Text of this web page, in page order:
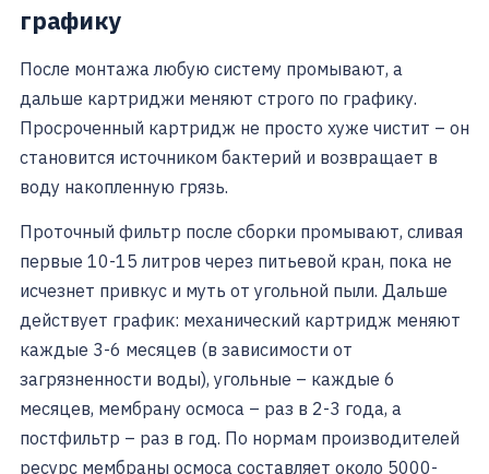
графику
После монтажа любую систему промывают, а
дальше картриджи меняют строго по графику.
Просроченный картридж не просто хуже чистит – он
становится источником бактерий и возвращает в
воду накопленную грязь.
Проточный фильтр после сборки промывают, сливая
первые 10-15 литров через питьевой кран, пока не
исчезнет привкус и муть от угольной пыли. Дальше
действует график: механический картридж меняют
каждые 3-6 месяцев (в зависимости от
загрязненности воды), угольные – каждые 6
месяцев, мембрану осмоса – раз в 2-3 года, а
постфильтр – раз в год. По нормам производителей
ресурс мембраны осмоса составляет около 5000-